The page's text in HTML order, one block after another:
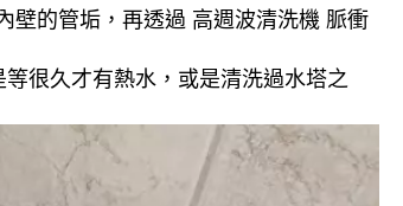
壁的管垢，再透過 高週波清洗機 脈衝
很久才有熱水，或是清洗過水塔之